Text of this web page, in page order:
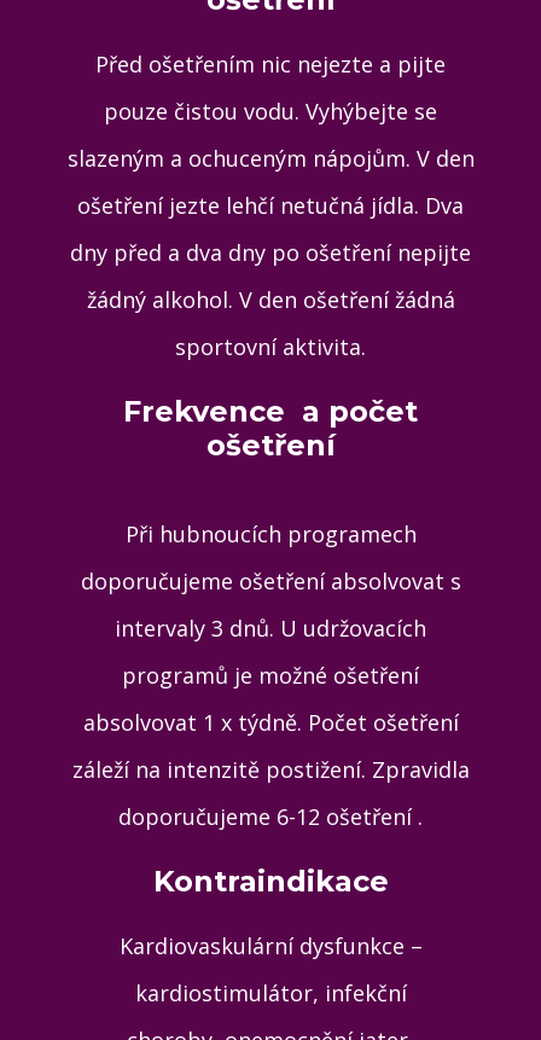
Před ošetřením nic nejezte a pijte
pouze čistou vodu. Vyhýbejte se
slazeným a ochuceným nápojům. V den
ošetření jezte lehčí netučná jídla. Dva
dny před a dva dny po ošetření nepijte
žádný alkohol. V den ošetření žádná
sportovní aktivita.
Frekvence a počet
ošetření
Při hubnoucích programech
doporučujeme ošetření absolvovat s
intervaly 3 dnů. U udržovacích
programů je možné ošetření
absolvovat 1 x týdně. Počet ošetření
záleží na intenzitě postižení. Zpravidla
doporučujeme 6-12 ošetření .
Kontraindikace
Kardiovaskulární dysfunkce –
kardiostimulátor, infekční